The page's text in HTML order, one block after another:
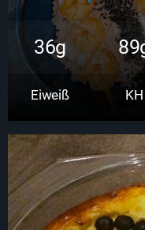
36g
Eiweiß KH